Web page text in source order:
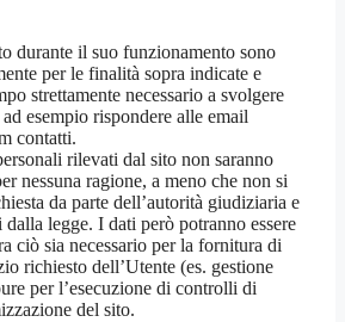
durante il suo funzionamento sono
per le finalità sopra indicate e
strettamente necessario a svolgere
esempio rispondere alle email
contatti.
rilevati dal sito non saranno
nessuna ragione, a meno che non si
da parte dell’autorità giudiziaria e
legge. I dati però potranno essere
ciò sia necessario per la fornitura di
richiesto dell’Utente (es. gestione
per l’esecuzione di controlli di
del sito.